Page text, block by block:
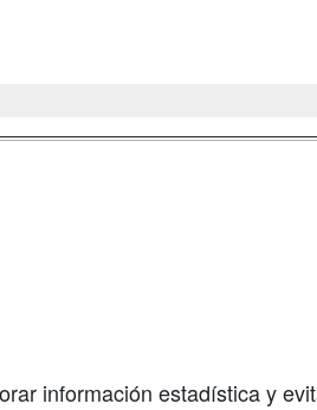
información estadística y